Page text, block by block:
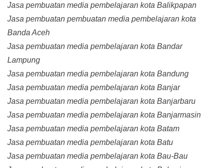
Jasa pembuatan media pembelajaran kota Balikpapan
Jasa pembuatan pembuatan media pembelajaran kota
Banda Aceh
Jasa pembuatan media pembelajaran kota Bandar
Lampung
Jasa pembuatan media pembelajaran kota Bandung
Jasa pembuatan media pembelajaran kota Banjar
Jasa pembuatan media pembelajaran kota Banjarbaru
Jasa pembuatan media pembelajaran kota Banjarmasin
Jasa pembuatan media pembelajaran kota Batam
Jasa pembuatan media pembelajaran kota Batu
Jasa pembuatan media pembelajaran kota Bau-Bau